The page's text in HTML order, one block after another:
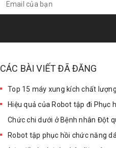
CÁC BÀI VIẾT ĐÃ ĐĂNG
Top 15 máy xung kích chất
Hiệu quả của Robot tập đi Phục
Chức chi dưới ở Bệnh nhân Đột
Robot tập phục hồi chức năng